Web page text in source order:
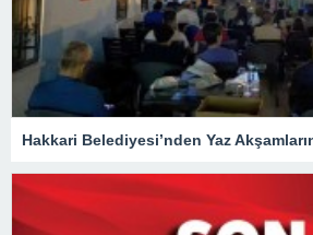
Hakkari Belediyesi’nden Yaz